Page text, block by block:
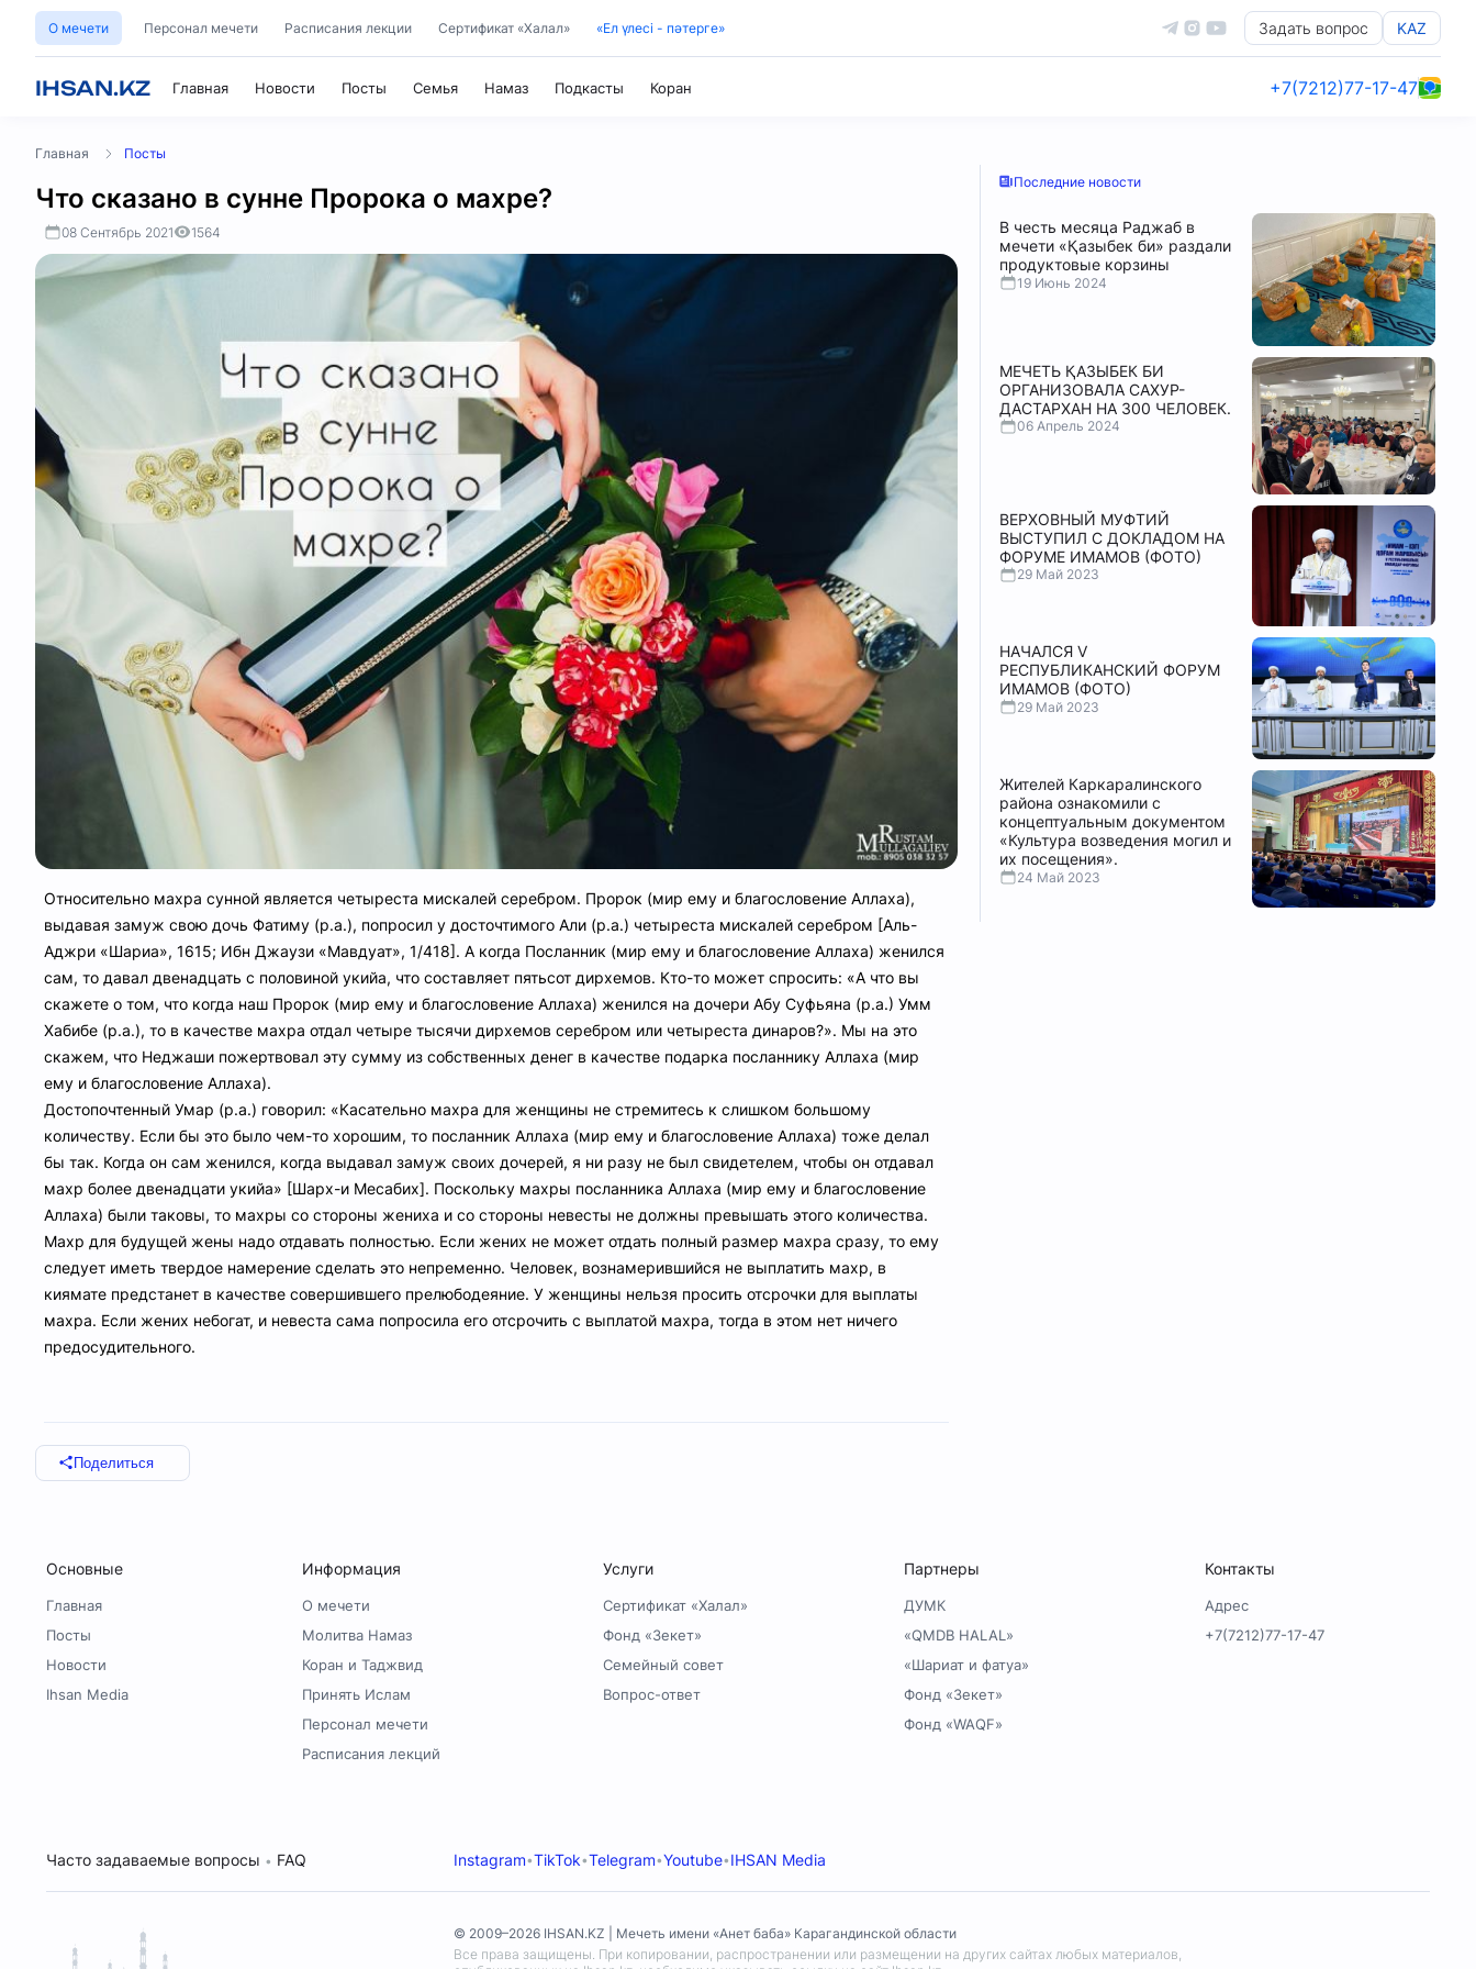
О мечети Персонал мечети Расписания лекции Сертификат «Халал» «Ел үлесі - пәтерге» Задать вопрос KAZ
IHSAN.KZ Главная Новости Посты Семья Намаз Подкасты
Коран
+7(7212)77-17-47
Главная Посты
Что сказано в сунне Пророка о махре?
08 Сентябрь 2021 1564
Относительно махра сунной является четыреста мискалей серебром. Пророк (мир ему и благословение Аллаха),
выдавая замуж свою дочь Фатиму (р.а.), попросил у досточтимого Али (р.а.) четыреста мискалей серебром [Аль-
Аджри «Шариа», 1615; Ибн Джаузи «Мавдуат», 1/418]. А когда Посланник (мир ему и благословение Аллаха) женился
сам, то давал двенадцать с половиной укийа, что составляет пятьсот дирхемов. Кто-то может спросить: «А что вы
скажете о том, что когда наш Пророк (мир ему и благословение Аллаха) женился на дочери Абу Суфьяна (р.а.) Умм
Хабибе (р.а.), то в качестве махра отдал четыре тысячи дирхемов серебром или четыреста динаров?». Мы на это
скажем, что Неджаши пожертвовал эту сумму из собственных денег в качестве подарка посланнику Аллаха (мир
ему и благословение Аллаха).
Достопочтенный Умар (р.а.) говорил: «Касательно махра для женщины не стремитесь к слишком большому
количеству. Если бы это было чем-то хорошим, то посланник Аллаха (мир ему и благословение Аллаха) тоже делал
бы так. Когда он сам женился, когда выдавал замуж своих дочерей, я ни разу не был свидетелем, чтобы он отдавал
махр более двенадцати укийа» [Шарх-и Месабих]. Поскольку махры посланника Аллаха (мир ему и благословение
Аллаха) были таковы, то махры со стороны жениха и со стороны невесты не должны превышать этого количества.
Махр для будущей жены надо отдавать полностью. Если жених не может отдать полный размер махра сразу, то ему
следует иметь твердое намерение сделать это непременно. Человек, вознамерившийся не выплатить махр, в
киямате предстанет в качестве совершившего прелюбодеяние. У женщины нельзя просить отсрочки для выплаты
махра. Если жених небогат, и невеста сама попросила его отсрочить с выплатой махра, тогда в этом нет ничего
предосудительного.
Поделиться
Последние новости
В честь месяца Раджаб в
мечети «Қазыбек би» раздали
продуктовые корзины
19 Июнь 2024
МЕЧЕТЬ ҚАЗЫБЕК БИ
ОРГАНИЗОВАЛА САХУР-
ДАСТАРХАН НА 300 ЧЕЛОВЕК.
06 Апрель 2024
ВЕРХОВНЫЙ МУФТИЙ
ВЫСТУПИЛ С ДОКЛАДОМ НА
ФОРУМЕ ИМАМОВ (ФОТО)
29 Май 2023
НАЧАЛСЯ V
РЕСПУБЛИКАНСКИЙ ФОРУМ
ИМАМОВ (ФОТО)
29 Май 2023
Жителей Каркаралинского
района ознакомили с
концептуальным документом
«Культура возведения могил и
их посещения».
24 Май 2023
Основные
Главная
Посты
Новости
Ihsan Media
Информация
О мечети
Молитва Намаз
Коран и Таджвид
Принять Ислам
Персонал мечети
Расписания лекций
Услуги
Сертификат «Халал»
Фонд «Зекет»
Семейный совет
Вопрос-ответ
Партнеры
ДУМК
«QMDB HALAL»
«Шариат и фатуа»
Фонд «Зекет»
Фонд «WAQF»
Контакты
Адрес
+7(7212)77-17-47
Часто задаваемые вопросы • FAQ Instagram•TikTok•Telegram•Youtube• IHSAN Media
© 2009–2026 IHSAN.KZ | Мечеть имени «Анет баба» Карагандинской области
Все права защищены. При копировании, распространении или размещении на других сайтах любых материалов,